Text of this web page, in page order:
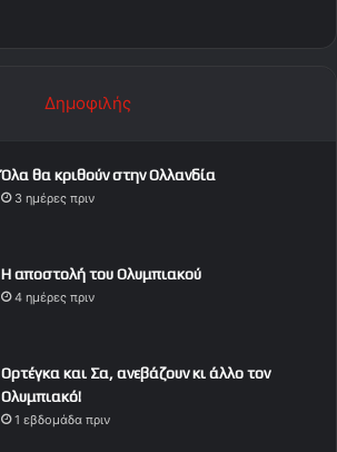
Δημοφιλής
Όλα θα κριθούν στην Ολλανδία
3 ημέρες πριν
Η αποστολή του Ολυμπιακού
4 ημέρες πριν
Ορτέγκα και Σα, ανεβάζουν κι άλλο τον
Ολυμπιακό!
1 εβδομάδα πριν